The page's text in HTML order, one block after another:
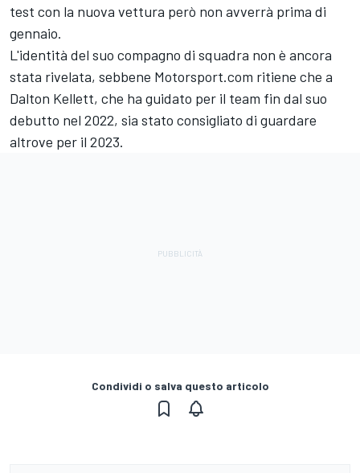
test con la nuova vettura però non avverrà prima di
gennaio.
L'identità del suo compagno di squadra non è ancora
stata rivelata, sebbene Motorsport.com ritiene che a
Dalton Kellett, che ha guidato per il team fin dal suo
debutto nel 2022, sia stato consigliato di guardare
altrove per il 2023.
Condividi o salva questo articolo